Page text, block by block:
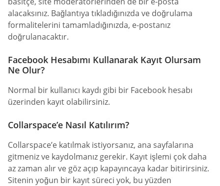
alacaksınız. Bağlantıya tıkladığınızda ve doğrulama
formalitelerini tamamladığınızda, e-postanız
doğrulanacaktır.
Facebook Hesabımı Kullanarak Kayıt Olursam
Ne Olur?
Normal bir kullanıcı kaydı gibi bir Facebook hesabı
üzerinden kayıt olabilirsiniz.
Collarspace’e Nasıl Katılırım?
Collarspace’e katılmak istiyorsanız, ana sayfalarına
gitmeniz ve kaydolmanız gerekir. Kayıt işlemi çok daha
az zaman alır ve göz açıp kapayıncaya kadar bitirirsiniz.
Sitenin yoğun bir kayıt süreci yok, bu yüzden